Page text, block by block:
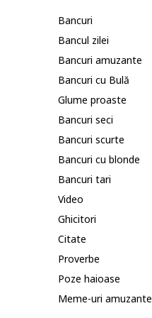
Bancuri
Bancul zilei
Bancuri amuzante
Bancuri cu Bulă
Glume proaste
Bancuri seci
Bancuri scurte
Bancuri cu blonde
Bancuri tari
Video
Ghicitori
Citate
Proverbe
Poze haioase
Meme-uri amuzante